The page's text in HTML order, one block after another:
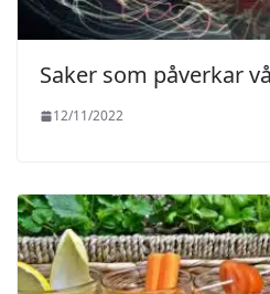
Saker som påverkar
12/11/2022